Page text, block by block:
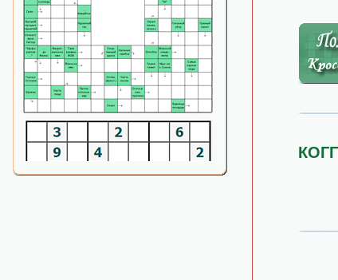
КОГГ